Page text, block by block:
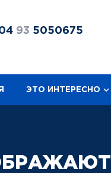
93 5050675
ЭТО ИНТЕРЕСНО